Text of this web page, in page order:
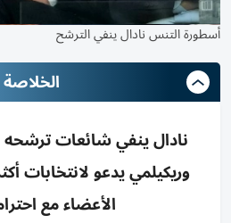
أسطورة التنس نادال ينفي الترشح
الخلاصة
نادال ينفي شائعات ترشحه
وريكيلمي يدعو لانتخابات
الأعضاء مع